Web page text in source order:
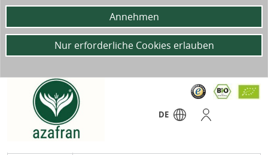
DE
Annehmen
Nur erforderliche Cookies erlauben